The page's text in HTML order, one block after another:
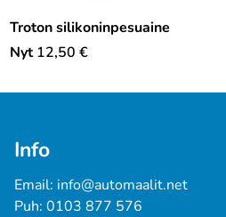
Troton silikoninpesuaine
Nyt 12,50 €
Info
Email: info@automaalit.net
Puh: 0103 877 576